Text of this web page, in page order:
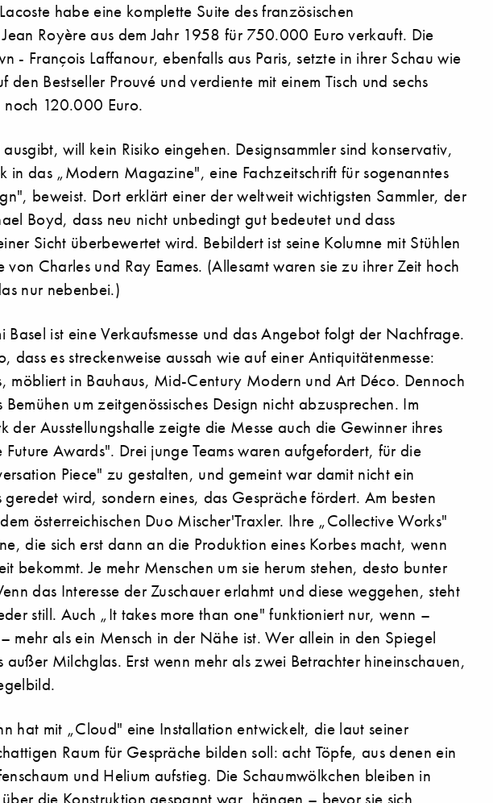
habe eine komplette Suite des französischen
Royère aus dem Jahr 1958 für 750.000 Euro verkauft. Die
- François Laffanour, ebenfalls aus Paris, setzte in ihrer Schau wie
den Bestseller Prouvé und verdiente mit einem Tisch und sechs
noch 120.000 Euro.
will kein Risiko eingehen. Designsammler sind konservativ,
in das „Modern Magazine", eine Fachzeitschrift für sogenanntes
beweist. Dort erklärt einer der weltweit wichtigsten Sammler, der
Boyd, dass neu nicht unbedingt gut bedeutet und dass
Sicht überbewertet wird. Bebildert ist seine Kolumne mit Stühlen
von Charles und Ray Eames. (Allesamt waren sie zu ihrer Zeit hoch
nur nebenbei.)
Basel ist eine Verkaufsmesse und das Angebot folgt der Nachfrage.
dass es streckenweise aussah wie auf einer Antiquitätenmesse:
möbliert in Bauhaus, Mid-Century Modern und Art Déco. Dennoch
Bemühen um zeitgenössisches Design nicht abzusprechen. Im
der Ausstellungshalle zeigte die Messe auch die Gewinner ihres
Future Awards". Drei junge Teams waren aufgefordert, für die
Piece" zu gestalten, und gemeint war damit nicht ein
wird, sondern eines, das Gespräche fördert. Am besten
österreichischen Duo Mischer'Traxler. Ihre „Collective Works"
die sich erst dann an die Produktion eines Korbes macht, wenn
bekommt. Je mehr Menschen um sie herum stehen, desto bunter
das Interesse der Zuschauer erlahmt und diese weggehen, steht
still. Auch „It takes more than one" funktioniert nur, wenn –
mehr als ein Mensch in der Nähe ist. Wer allein in den Spiegel
außer Milchglas. Erst wenn mehr als zwei Betrachter hineinschauen,
hat mit „Cloud" eine Installation entwickelt, die laut seiner
Raum für Gespräche bilden soll: acht Töpfe, aus denen ein
und Helium aufstieg. Die Schaumwölkchen bleiben in
die Konstruktion gespannt war, hängen – bevor sie sich